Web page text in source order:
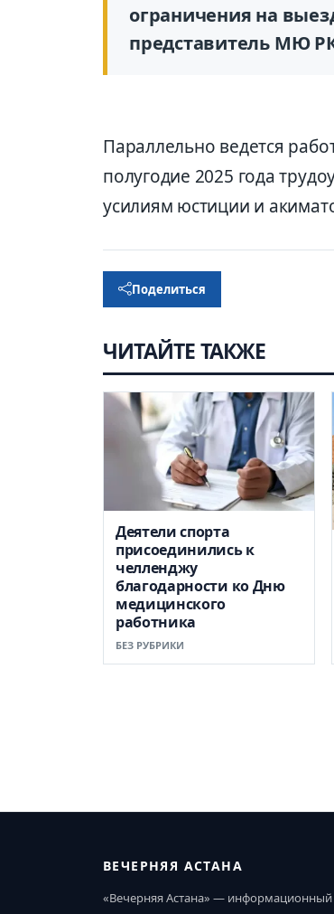
ограничения на
представитель МЮ
Параллельно ведется
полугодие 2025 года
усилиям юстиции и
Поделиться
ЧИТАЙТЕ ТАКЖЕ
Деятели спорта
присоединились к
челленджу
благодарности ко Дню
медицинского
работника
БЕЗ РУБРИКИ
ВЕЧЕРНЯЯ АСТАНА
«Вечерняя Астана» — информационный